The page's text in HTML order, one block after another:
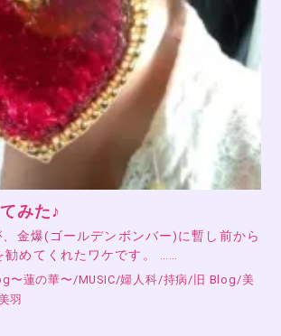
みた♪
金爆(ゴールデンボンバー)に暫し前から
めてくれたワケです。 ……
〜蓮の華〜 /MUSIC/婦人科/持病 / 旧 Blog /美
羽